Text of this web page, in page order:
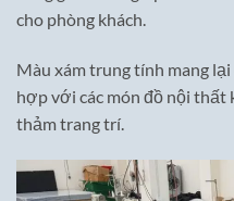
cho phòng khách.
Màu xám trung tính mang
hợp với các món đồ nội thất
thảm trang trí.